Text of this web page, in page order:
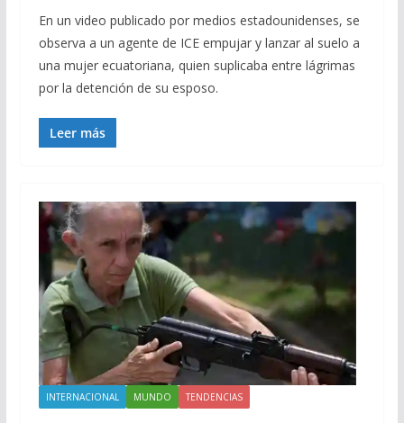
En un video publicado por medios estadounidenses, se
observa a un agente de ICE empujar y lanzar al suelo a
una mujer ecuatoriana, quien suplicaba entre lágrimas
por la detención de su esposo.
Leer más
INTERNACIONAL MUNDO TENDENCIAS